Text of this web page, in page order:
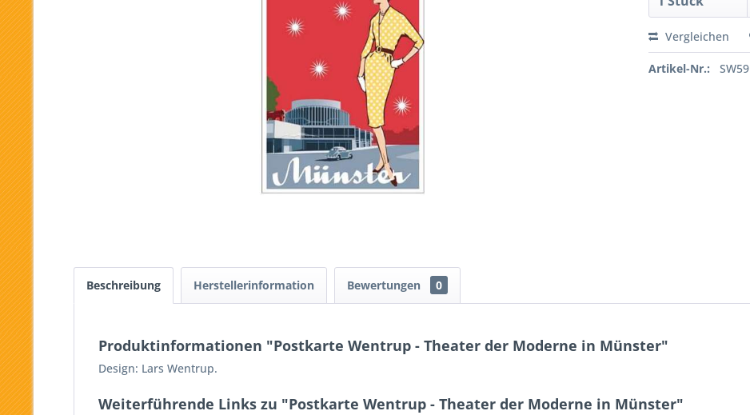
Vergleichen
Artikel-Nr.: SW59
Beschreibung Herstellerinformation Bewertungen 0
Produktinformationen "Postkarte Wentrup - Theater der Moderne in Münster"
Design: Lars Wentrup.
Weiterführende Links zu "Postkarte Wentrup - Theater der Moderne in Münster"